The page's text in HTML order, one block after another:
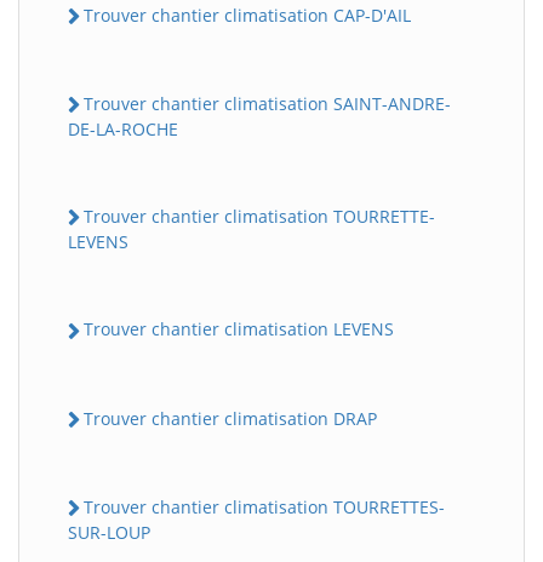
Trouver chantier climatisation CAP-D'AIL
Trouver chantier climatisation SAINT-ANDRE-
DE-LA-ROCHE
Trouver chantier climatisation TOURRETTE-
LEVENS
Trouver chantier climatisation LEVENS
Trouver chantier climatisation DRAP
Trouver chantier climatisation TOURRETTES-
SUR-LOUP